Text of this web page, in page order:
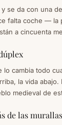
se da con una
falta coche — la
a cincuenta
lo cambia todo
la vida
medieval de
de las murallas